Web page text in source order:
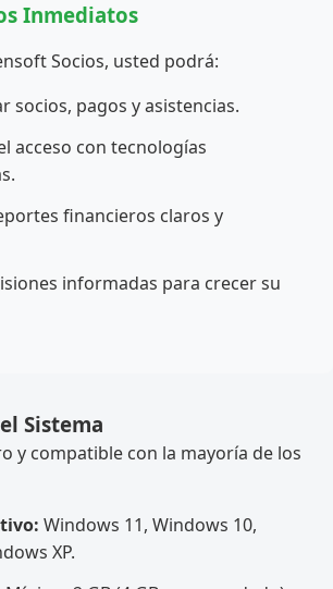
Inmediatos
Socios, usted podrá:
socios, pagos y asistencias.
acceso con tecnologías
financieros claros y
informadas para crecer su
Sistema
y compatible con la mayoría de los
Windows 11, Windows 10,
XP.